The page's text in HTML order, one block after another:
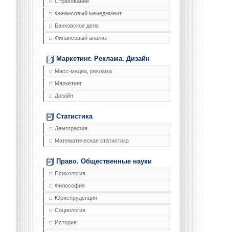
Страхование
Финансовый менеджмент
Банковское дело
Финансовый анализ
Маркетинг. Реклама. Дизайн
Масс-медиа, реклама
Маркетинг
Дизайн
Статистика
Демография
Математическая статистика
Право. Общественные науки
Психология
Философия
Юриспруденция
Социология
История